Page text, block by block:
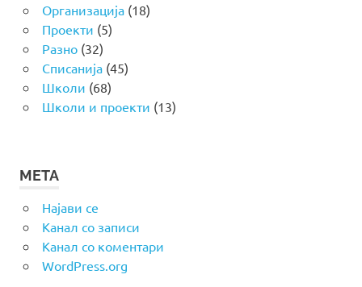
Организација(18)
Проекти (5)
Разно(32)
Списанија(45)
Школи (68)
Школи и проекти (13)
МЕТА
Најави се
Канал со записи
Канал со коментари
WordPress.org